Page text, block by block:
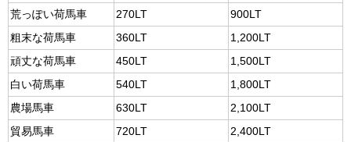
荒っぽい荷馬車
270LT
900LT
粗末な荷馬車
360LT
1,200LT
頑丈な荷馬車
450LT
1,500LT
白い荷馬車
540LT
1,800LT
農場馬車
630LT
2,100LT
貿易馬車
720LT
2,400LT